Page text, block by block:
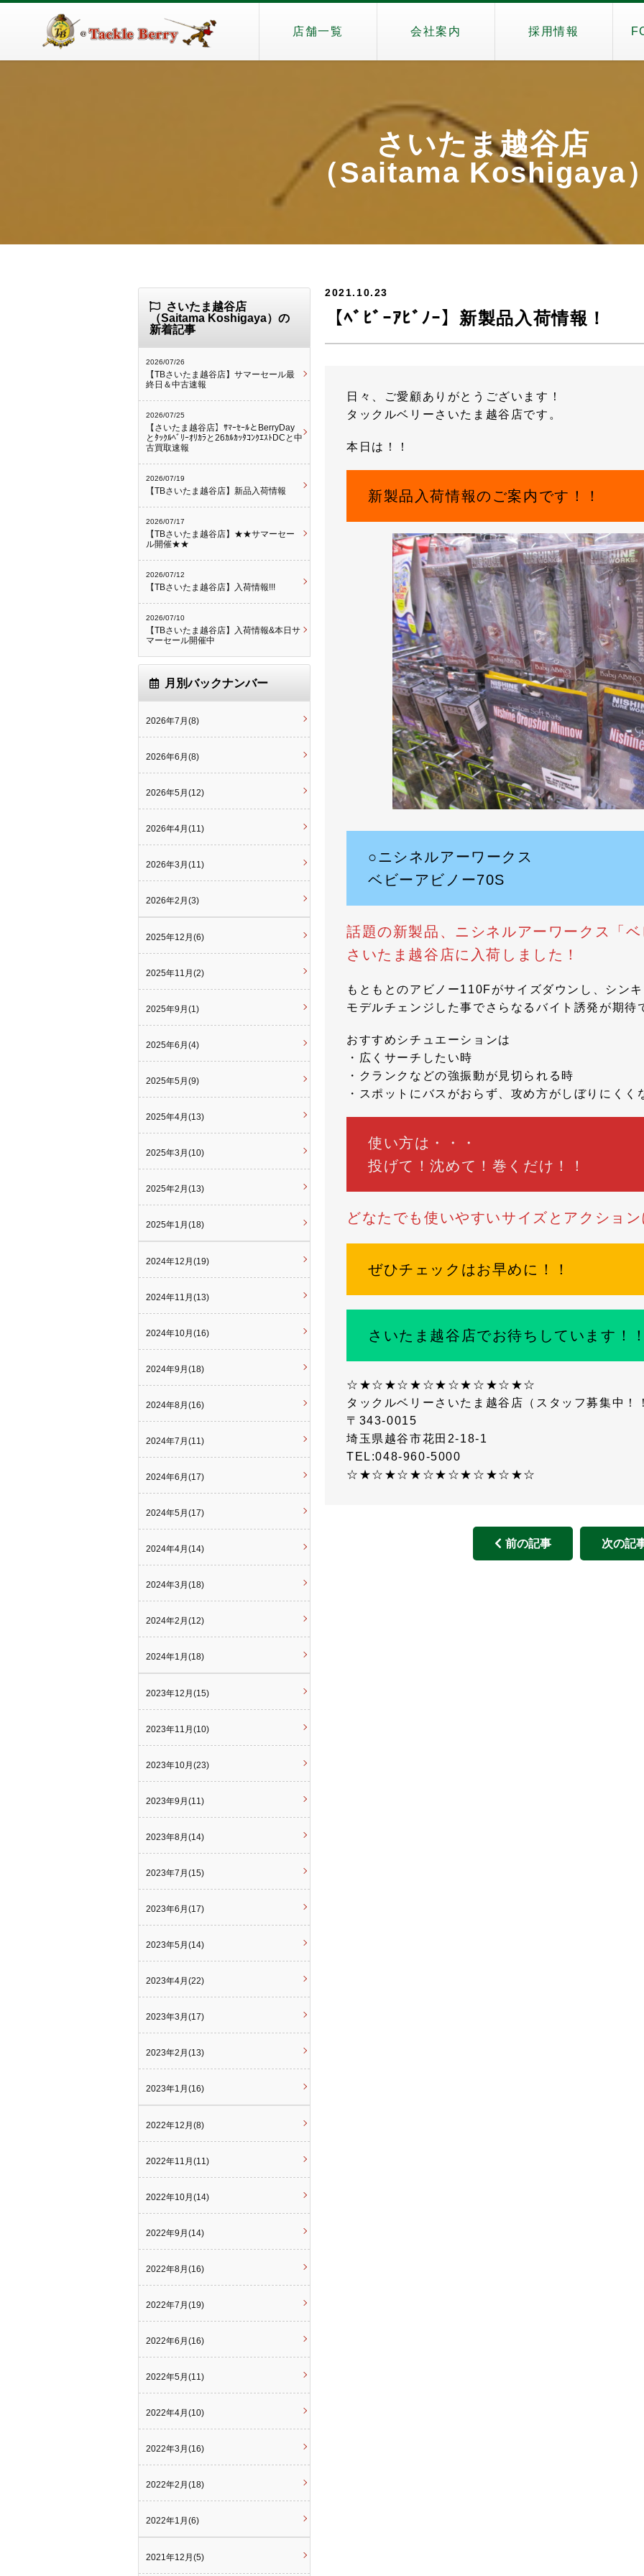
店舗一覧 会社案内 採用情報
さいたま越谷店
（Saitama Koshigaya）
2021.10.23
【ﾍﾞﾋﾞｰｱﾋﾞﾉｰ】新製品入荷情報！
日々、ご愛顧ありがとうございます！
タックルベリーさいたま越谷店です。
本日は！！
新製品入荷情報のご案内です！！
○ニシネルアーワークス
ベビーアビノー70S
話題の新製品、ニシネルアーワークス「
さいたま越谷店に入荷しました！
もともとのアビノー110Fがサイズダウンし、シン
モデルチェンジした事でさらなるバイト誘発が期待
おすすめシチュエーションは
・広くサーチしたい時
・クランクなどの強振動が見切られる時
・スポットにバスがおらず、攻め方がしぼりにくく
使い方は・・・
投げて！沈めて！巻くだけ！！
どなたでも使いやすいサイズとアクション
ぜひチェックはお早めに！！
さいたま越谷店でお待ちしています！！
☆★☆★☆★☆★☆★☆★☆★☆
タックルベリーさいたま越谷店（スタッフ募集中！
〒343-0015
埼玉県越谷市花田2-18-1
TEL:048-960-5000
☆★☆★☆★☆★☆★☆★☆★☆
前の記事 次の記
さいたま越谷店
（Saitama Koshigaya）の
新着記事
2026/07/26
【TBさいたま越谷店】サマーセール最
終日＆中古速報
2026/07/25
【さいたま越谷店】ｻﾏｰｾｰﾙとBerryDay
とﾀｯｸﾙﾍﾞﾘｰｵﾘｶﾗと26ｶﾙｶｯﾀｺﾝｸｴｽﾄDCと中
古買取速報
2026/07/19
【TBさいたま越谷店】新品入荷情報
2026/07/17
【TBさいたま越谷店】★★サマーセー
ル開催★★
2026/07/12
【TBさいたま越谷店】入荷情報!!!
2026/07/10
【TBさいたま越谷店】入荷情報&本日サ
マーセール開催中
月別バックナンバー
2026年7月(8)
2026年6月(8)
2026年5月(12)
2026年4月(11)
2026年3月(11)
2026年2月(3)
2025年12月(6)
2025年11月(2)
2025年9月(1)
2025年6月(4)
2025年5月(9)
2025年4月(13)
2025年3月(10)
2025年2月(13)
2025年1月(18)
2024年12月(19)
2024年11月(13)
2024年10月(16)
2024年9月(18)
2024年8月(16)
2024年7月(11)
2024年6月(17)
2024年5月(17)
2024年4月(14)
2024年3月(18)
2024年2月(12)
2024年1月(18)
2023年12月(15)
2023年11月(10)
2023年10月(23)
2023年9月(11)
2023年8月(14)
2023年7月(15)
2023年6月(17)
2023年5月(14)
2023年4月(22)
2023年3月(17)
2023年2月(13)
2023年1月(16)
2022年12月(8)
2022年11月(11)
2022年10月(14)
2022年9月(14)
2022年8月(16)
2022年7月(19)
2022年6月(16)
2022年5月(11)
2022年4月(10)
2022年3月(16)
2022年2月(18)
2022年1月(6)
2021年12月(5)